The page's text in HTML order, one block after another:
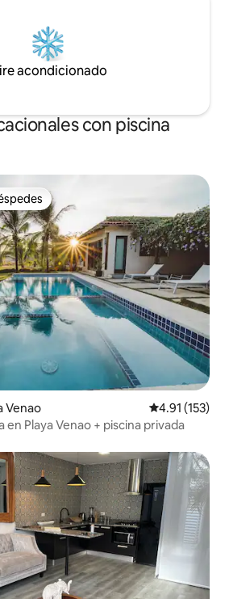
acondicionado
con piscina
preferido
Venao Calificación
4.91 (153)
en Playa Venao + piscina privada